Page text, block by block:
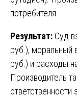
потребителя.
Результат: Суд
руб.), моральный
руб.) и расходы
Производитель
ответственности